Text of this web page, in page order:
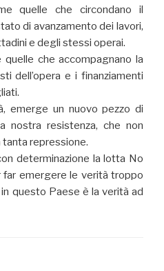
quelle che circondano il
di avanzamento dei lavori,
e degli stessi operai.
che accompagnano la
dell’opera e i finanziamenti
emerge un nuovo pezzo di
nostra resistenza, che non
repressione.
determinazione la lotta No
far emergere le verità troppo
questo Paese è la verità ad